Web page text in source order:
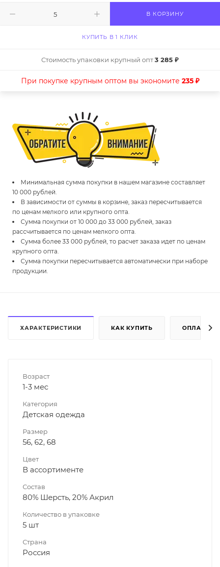
В КОРЗИНУ
КУПИТЬ В 1 КЛИК
Стоимость упаковки крупный опт3 285 ₽
При покупке крупным оптом вы экономите 235 ₽
Минимальная сумма покупки в нашем магазине составляет
10 000 рублей.
В зависимости от суммы в корзине, заказ пересчитывается
по ценам мелкого или крупного опта.
Сумма покупки от 10 000 до 33 000 рублей, заказ
рассчитывается по ценам мелкого опта.
Сумма более 33 000 рублей, то расчет заказа идет по ценам
крупного опта.
Сумма покупки пересчитывается автоматически при наборе
продукции.
ХАРАКТЕРИСТИКИ КАК КУПИТЬ ОПЛАТА
Возраст
1-3 мес
Категория
Детская одежда
Размер
56, 62, 68
Цвет
В ассортименте
Состав
80% Шерсть, 20% Акрил
Количество в упаковке
5 шт
Страна
Россия